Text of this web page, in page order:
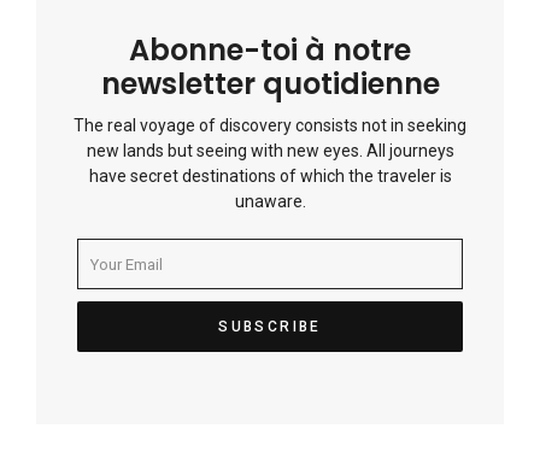
Abonne-toi à notre
newsletter quotidienne
The real voyage of discovery consists not in seeking
new lands but seeing with new eyes. All journeys
have secret destinations of which the traveler is
unaware.